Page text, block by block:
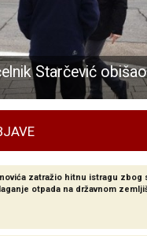
zatražio hitnu istragu zbog
otpada na državnom